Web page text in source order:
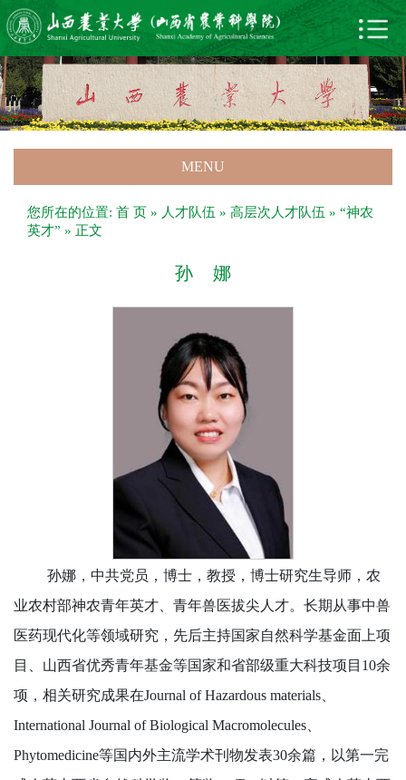
MENU
您所在的位置: 首 页 » 人才队伍 » 高层次人才队伍 » “神农
英才” » 正文
孙 娜
孙娜，中共党员，博士，教授，博士研究生导师，农
业农村部神农青年英才、青年兽医拔尖人才。长期从事中兽
医药现代化等领域研究，先后主持国家自然科学基金面上项
目、山西省优秀青年基金等国家和省部级重大科技项目10余
项，相关研究成果在Journal of Hazardous materials、
International Journal of Biological Macromolecules、
Phytomedicine等国内外主流学术刊物发表30余篇，以第一完